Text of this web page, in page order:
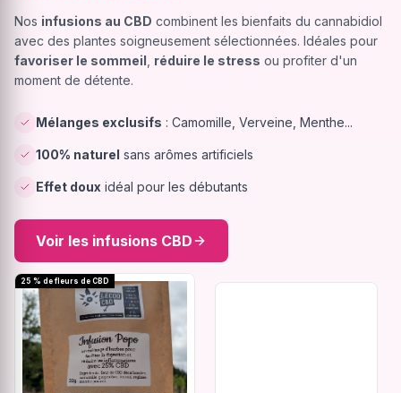
Nos infusions au CBD combinent les bienfaits du cannabidiol
avec des plantes soigneusement sélectionnées. Idéales pour
favoriser le sommeil réduire le stress ou profiter d'un
moment de détente.
Mélanges exclusifs : Camomille, Verveine, Menthe...
100% naturel sans arômes artificiels
Effet doux idéal pour les débutants
Voir les infusions CBD
25 % de fleurs de CBD